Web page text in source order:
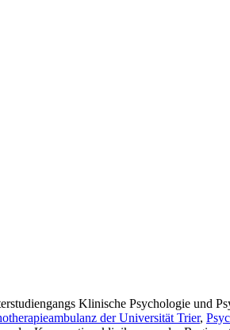
Klinische Psychologie und
der Universität Trier,